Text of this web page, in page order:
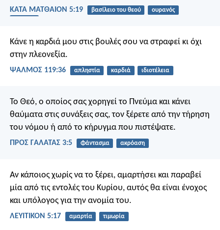
ΚΑΤΑ ΜΑΤΘΑΙΟΝ 5:19 βασίλειο του θεού
ουρανός
Κάνε η καρδιά μου στις βουλές σου να στραφεί κι όχι
στην πλεονεξία.
ΨΑΛΜΌΣ 119:36 απληστία καρδιά ιδιοτέλεια
Το Θεό, ο οποίος σας χορηγεί το Πνεύμα και κάνει
θαύματα στις συνάξεις σας, τον ξέρετε από την τήρηση
του νόμου ή από το κήρυγμα που πιστέψατε.
ΠΡΟΣ ΓΑΛΑΤΑΣ 3:5 Φάντασμα ακρόαση
Αν κάποιος χωρίς να το ξέρει, αμαρτήσει και παραβεί
μία από τις εντολές του Κυρίου, αυτός θα είναι ένοχος
και υπόλογος για την ανομία του.
ΛΕΥΙΤΙΚΟΝ 5:17 αμαρτία τιμωρία